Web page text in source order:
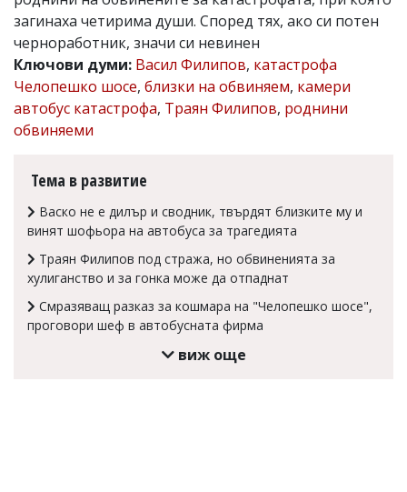
Коментарите
статиите
се
въвеждат
читателите
и
носи
тях!
откриете
обиден
коментар,
загинаха четирима души. Според тях, ако си потен
черноработник, значи си невинен
Ключови думи: Васил Филипов, катастрофа
Челопешко шосе, близки на обвиняем, камери
автобус катастрофа, Траян Филипов, роднини
обвиняеми
Тема в развитие
Васко не е дилър и сводник, твърдят близките му и
винят шофьора на автобуса за трагедията
Траян Филипов под стража, но обвиненията за
хулиганство и за гонка може да отпаднат
Смразяващ разказ за кошмара на "Челопешко шосе",
проговори шеф в автобусната фирма
виж още